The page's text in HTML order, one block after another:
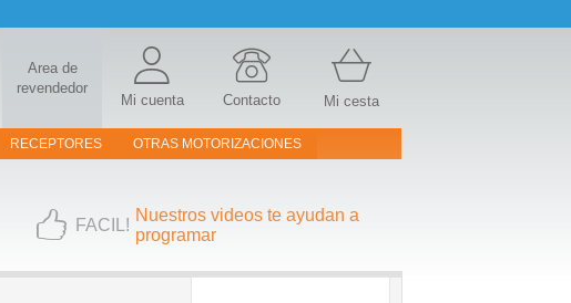
Area de
revendedor
Mi cuenta Contacto Mi cesta
RECEPTORES OTRAS MOTORIZACIONES
FACIL!
Nuestros videos te ayudan a
programar